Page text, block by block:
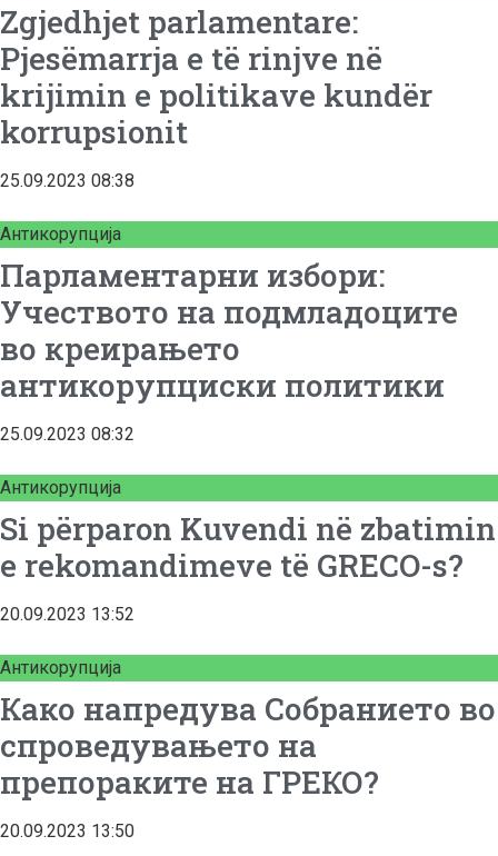
Zgjedhjet parlamentare:
Pjesëmarrja e të rinjve në
krijimin e politikave kundër
korrupsionit
25.09.2023 08:38
Антикорупција
Парламентарни избори:
Учеството на подмладоците
во креирањето
антикорупциски политики
25.09.2023 08:32
Антикорупција
Si përparon Kuvendi në zbatimin
e rekomandimeve të GRECO-s?
20.09.2023 13:52
Антикорупција
Како напредува Собранието во
спроведувањето на
препораките на ГРЕКО?
20.09.2023 13:50